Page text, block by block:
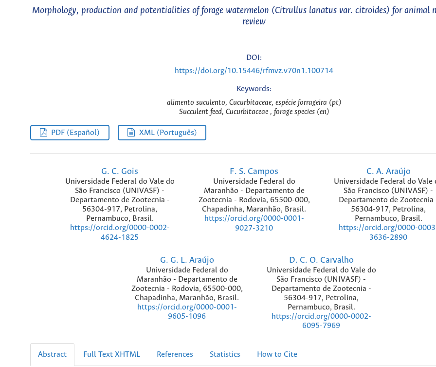
Morphology, production and potentialities of forage watermelon (Citrullus lanatus var. citroides) for animal
review
DOI:
https://doi.org/10.15446/rfmvz.v70n1.100714
Keywords:
alimento suculento, Cucurbitaceae, espécie forrageira (pt)
Succulent feed, Cucurbitaceae , forage species (en)
PDF (Español) XML (Português)
G. C. Gois
Universidade Federal do Vale do
São Francisco (UNIVASF) -
Departamento de Zootecnia -
56304-917, Petrolina,
Pernambuco, Brasil.
https://orcid.org/0000-0002-
4624-1825
F. S. Campos
Universidade Federal do
Maranhão - Departamento de
Zootecnia - Rodovia, 65500-000,
Chapadinha, Maranhão, Brasil.
https://orcid.org/0000-0001-
9027-3210
C. A. Araújo
Universidade Federal do Vale
São Francisco (UNIVASF) -
Departamento de Zootecnia
56304-917, Petrolina,
Pernambuco, Brasil.
https://orcid.org/0000-
3636-2890
G. G. L. Araújo
Universidade Federal do
Maranhão - Departamento de
Zootecnia - Rodovia, 65500-000,
Chapadinha, Maranhão, Brasil.
https://orcid.org/0000-0001-
9605-1096
D. C. O. Carvalho
Universidade Federal do Vale do
São Francisco (UNIVASF) -
Departamento de Zootecnia -
56304-917, Petrolina,
Pernambuco, Brasil.
https://orcid.org/0000-0002-
6095-7969
Abstract Full Text XHTML References Statistics How to Cite